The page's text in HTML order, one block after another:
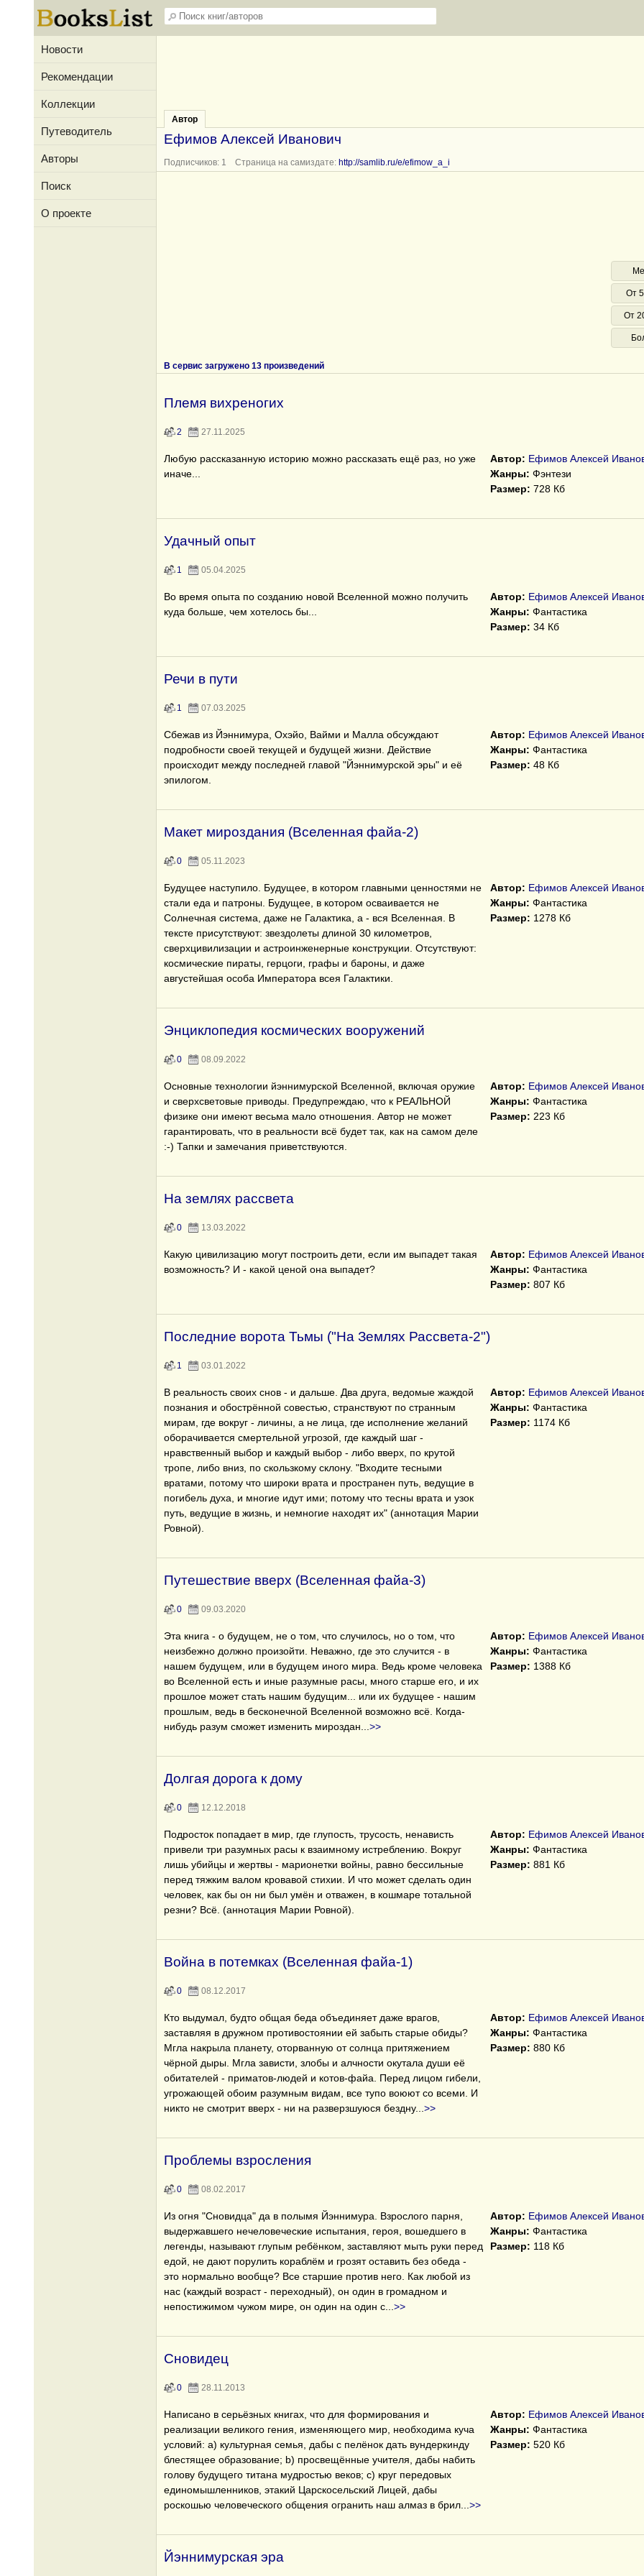
Новости
Рекомендации
Коллекции
Путеводитель
Авторы
Поиск
О проекте
Автор
Ефимов Алексей Иванович
Подписчиков: 1 Страница на самиздате: http://samlib.ru/e/efimow_a_i
От
От
В сервис загружено 13 произведений
Племя вихреногих
2 27.11.2025
Любую рассказанную историю можно рассказать ещё раз, но уже
иначе...
Автор: Ефимов Алексей
Жанры: Фэнтези
Размер: 728 Кб
Удачный опыт
1 05.04.2025
Во время опыта по созданию новой Вселенной можно получить
куда больше, чем хотелось бы...
Автор: Ефимов Алексей
Жанры: Фантастика
Размер: 34 Кб
Речи в пути
1 07.03.2025
Сбежав из Йэннимура, Охэйо, Вайми и Малла обсуждают
подробности своей текущей и будущей жизни. Действие
происходит между последней главой "Йэннимурской эры" и её
эпилогом.
Автор: Ефимов Алексей
Жанры: Фантастика
Размер: 48 Кб
Макет мироздания (Вселенная файа-2)
0 05.11.2023
Будущее наступило. Будущее, в котором главными ценностями не
стали еда и патроны. Будущее, в котором осваивается не
Солнечная система, даже не Галактика, а - вся Вселенная. В
тексте присутствуют: звездолеты длиной 30 километров,
сверхцивилизации и астроинженерные конструкции. Отсутствуют:
космические пираты, герцоги, графы и бароны, и даже
августейшая особа Императора всея Галактики.
Автор: Ефимов Алексей
Жанры: Фантастика
Размер: 1278 Кб
Энциклопедия космических вооружений
0 08.09.2022
Основные технологии йэннимурской Вселенной, включая оружие
и сверхсветовые приводы. Предупреждаю, что к РЕАЛЬНОЙ
физике они имеют весьма мало отношения. Автор не может
гарантировать, что в реальности всё будет так, как на самом деле
:-) Тапки и замечания приветствуются.
Автор: Ефимов Алексей
Жанры: Фантастика
Размер: 223 Кб
На землях рассвета
0 13.03.2022
Какую цивилизацию могут построить дети, если им выпадет такая
возможность? И - какой ценой она выпадет?
Автор: Ефимов Алексей
Жанры: Фантастика
Размер: 807 Кб
Последние ворота Тьмы ("На Землях Рассвета-2")
1 03.01.2022
В реальность своих снов - и дальше. Два друга, ведомые жаждой
познания и обострённой совестью, странствуют по странным
мирам, где вокруг - личины, а не лица, где исполнение желаний
оборачивается смертельной угрозой, где каждый шаг -
нравственный выбор и каждый выбор - либо вверх, по крутой
тропе, либо вниз, по скользкому склону. "Входите тесными
вратами, потому что широки врата и пространен путь, ведущие в
погибель духа, и многие идут ими; потому что тесны врата и узок
путь, ведущие в жизнь, и немногие находят их" (аннотация Марии
Ровной).
Автор: Ефимов Алексей
Жанры: Фантастика
Размер: 1174 Кб
Путешествие вверх (Вселенная файа-3)
0 09.03.2020
Эта книга - о будущем, не о том, что случилось, но о том, что
неизбежно должно произойти. Неважно, где это случится - в
нашем будущем, или в будущем иного мира. Ведь кроме человека
во Вселенной есть и иные разумные расы, много старше его, и их
прошлое может стать нашим будущим... или их будущее - нашим
прошлым, ведь в бесконечной Вселенной возможно всё. Когда-
нибудь разум сможет изменить мироздан
>>
Автор: Ефимов Алексей
Жанры: Фантастика
Размер: 1388 Кб
Долгая дорога к дому
0 12.12.2018
Подросток попадает в мир, где глупость, трусость, ненависть
привели три разумных расы к взаимному истреблению. Вокруг
лишь убийцы и жертвы - марионетки войны, равно бессильные
перед тяжким валом кровавой стихии. И что может сделать один
человек, как бы он ни был умён и отважен, в кошмаре тотальной
резни? Всё. (аннотация Марии Ровной).
Автор: Ефимов Алексей
Жанры: Фантастика
Размер: 881 Кб
Война в потемках (Вселенная файа-1)
0 08.12.2017
Кто выдумал, будто общая беда объединяет даже врагов,
заставляя в дружном противостоянии ей забыть старые обиды?
Мгла накрыла планету, оторванную от солнца притяжением
чёрной дыры. Мгла зависти, злобы и алчности окутала души её
обитателей - приматов-людей и котов-файа. Перед лицом гибели,
угрожающей обоим разумным видам, все тупо воюют со всеми. И
никто не смотрит вверх - ни на разверзшуюся бездну... >>
Автор: Ефимов Алексей
Жанры: Фантастика
Размер: 880 Кб
Проблемы взросления
0 08.02.2017
Из огня "Сновидца" да в полымя Йэннимура. Взрослого парня,
выдержавшего нечеловеческие испытания, героя, вошедшего в
легенды, называют глупым ребёнком, заставляют мыть руки перед
едой, не дают порулить кораблём и грозят оставить без обеда -
это нормально вообще? Все старшие против него. Как любой из
нас (каждый возраст - переходный), он один в громадном и
непостижимом чужом мире, он один на один с
>>
Автор: Ефимов Алексей
Жанры: Фантастика
Размер: 118 Кб
Сновидец
0 28.11.2013
Написано в серьёзных книгах, что для формирования и
реализации великого гения, изменяющего мир, необходима куча
условий: a) культурная семья, дабы с пелёнок дать вундеркинду
блестящее образование; b) просвещённые учителя, дабы набить
голову будущего титана мудростью веков; c) круг передовых
единомышленников, этакий Царскосельский Лицей, дабы
роскошью человеческого общения огранить наш алмаз в брил
>>
Автор: Ефимов Алексей
Жанры: Фантастика
Размер: 520 Кб
Йэннимурская эра